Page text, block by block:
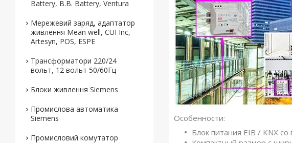
Особенности:
Блок питания EIB / KNX
Battery, B.B. Battery, Ventura
Мережевий заряд, адаптатор
живлення Mean well, CUI Inc,
Artesyn, POS, ESPE
Трансформатори 220/24
вольт, 12 вольт 50/60Гц
Блоки живлення Siemens
Промислова автоматика
Siemens
Промисловий комутатор